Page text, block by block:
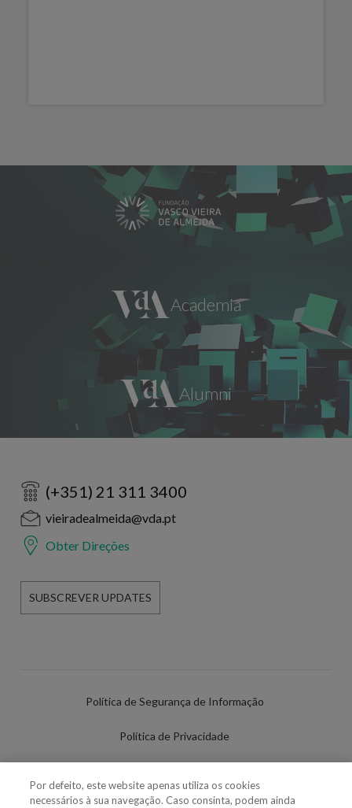
(+351) 21 311 3400
vieiradealmeida@vda.pt
Obter Direções
SUBSCREVER UPDATES
Política de Segurança de Informação
Política de Privacidade
Política de Cookies
Por defeito, este website apenas utiliza os cookies
necessários à sua navegação. Caso consinta, podem ainda